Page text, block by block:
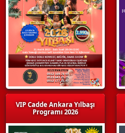
VIP Cadde Ankara Yılbaşı
Programı 2026